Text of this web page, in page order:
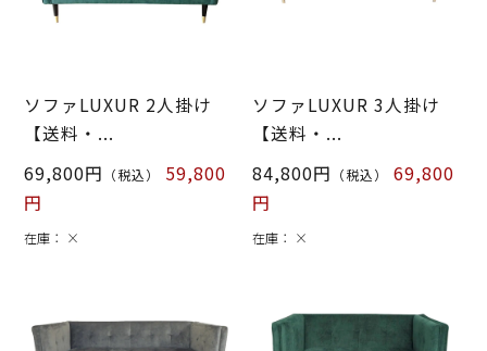
ソファLUXUR 2人掛け
【送料・...
69,800円 （税込）
59,800
円
在庫： ×
ソファLUXUR 3人掛け
【送料・...
84,800円 （税込）
69,800
円
在庫： ×